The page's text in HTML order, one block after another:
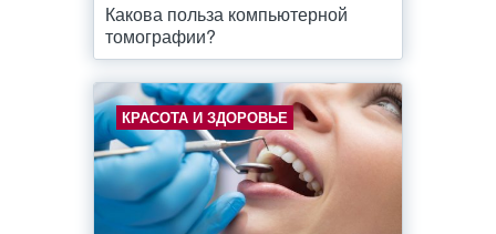
Какова польза компьютерной
томографии?
КРАСОТА И ЗДОРОВЬЕ